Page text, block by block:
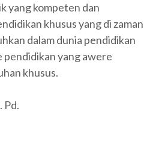
yang kompeten dan
khusus yang di zaman
dalam dunia pendidikan
pendidikan yang awere
khusus.
Pd.